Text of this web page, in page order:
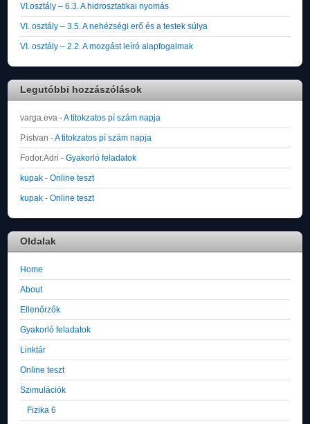
VI.osztály – 6.3. A hidrosztatikai nyomás
VI. osztály – 3.5. A nehézségi erő és a testek súlya
VI. osztály – 2.2. A mozgást leíró alapfogalmak
Legutóbbi hozzászólások
varga.eva -A titokzatos pí szám napja
P.istvan -A titokzatos pí szám napja
Fodor.Adri -Gyakorló feladatok
kupak -Online teszt
kupak -Online teszt
Oldalak
Home
About
Ellenőrzők
Gyakorló feladatok
Linktár
Online teszt
Szimulációk
Fizika 6